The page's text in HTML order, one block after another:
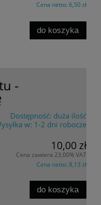
Cena netto: 6,50 zł
do koszyka
-
Dostępność: duża ilość
w: 1-2 dni robocze
10,00 zł
Cena zawiera 23,00% VAT
Cena netto: 8,13 zł
do koszyka